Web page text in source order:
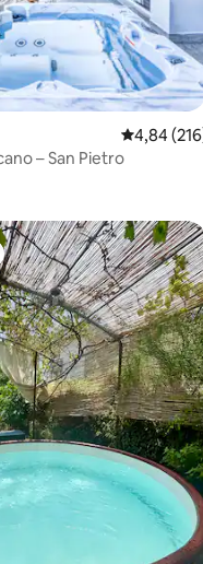
28 omdömen
4,84 av 5
4,84
– San Pietro
145 omdömen